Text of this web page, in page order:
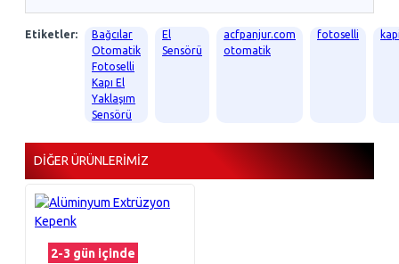
Etiketler:
Bağcılar
Otomatik
Fotoselli
Kapı El
Yaklaşım
Sensörü
El
Sensörü
acfpanjur.com
otomatik
fotoselli
DIĞER ÜRÜNLERIMIZ
2-3 gün içinde